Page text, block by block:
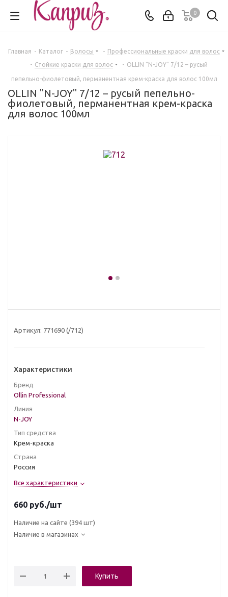
0
Главная - Каталог - Волосы - Профессиональные краски для волос
- Стойкие краски для волос - OLLIN "N-JOY" 7/12 – русый
пепельно-фиолетовый, перманентная крем-краска для волос 100мл
OLLIN "N-JOY" 7/12 – русый пепельно-
фиолетовый, перманентная крем-краска
для волос 100мл
Артикул: 771690 (/712)
Характеристики
Бренд
Ollin Professional
Линия
N-JOY
Тип средства
Крем-краска
Страна
Россия
Все характеристики
660 руб./шт
Наличие на сайте (394 шт)
Наличие в магазинах
Купить